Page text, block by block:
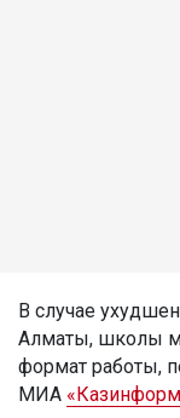
В случае
Алматы, школы
формат работы,
МИА